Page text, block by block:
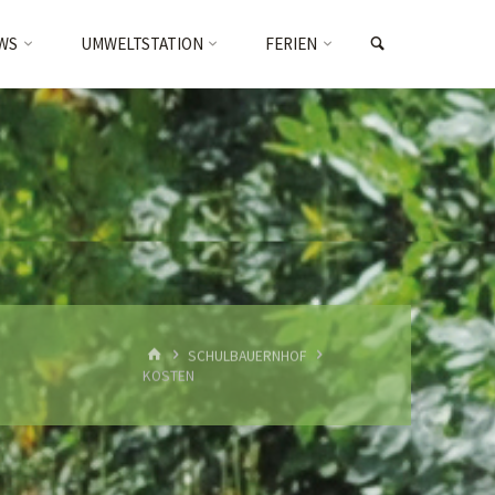
UMWELTSTATION FERIEN
HOMESCHULBAUERNHOF
KOSTEN